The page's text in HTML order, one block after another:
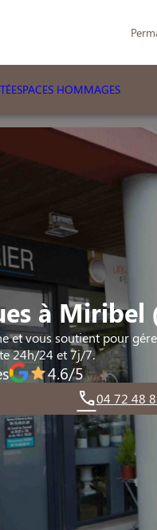
ESPACES HOMMAGES
à Miribel
et vous soutient pour
24h/24 et 7j/7.
4.6/5
04 72 48